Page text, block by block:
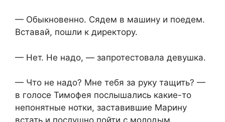
— Обыкновенно. Сядем в машину и поедем.
Вставай, пошли к директору.
— Нет. Не надо, — запротестовала девушка.
— Что не надо? Мне тебя за руку тащить? —
в голосе Тимофея послышались какие-то
непонятные нотки, заставившие Марину